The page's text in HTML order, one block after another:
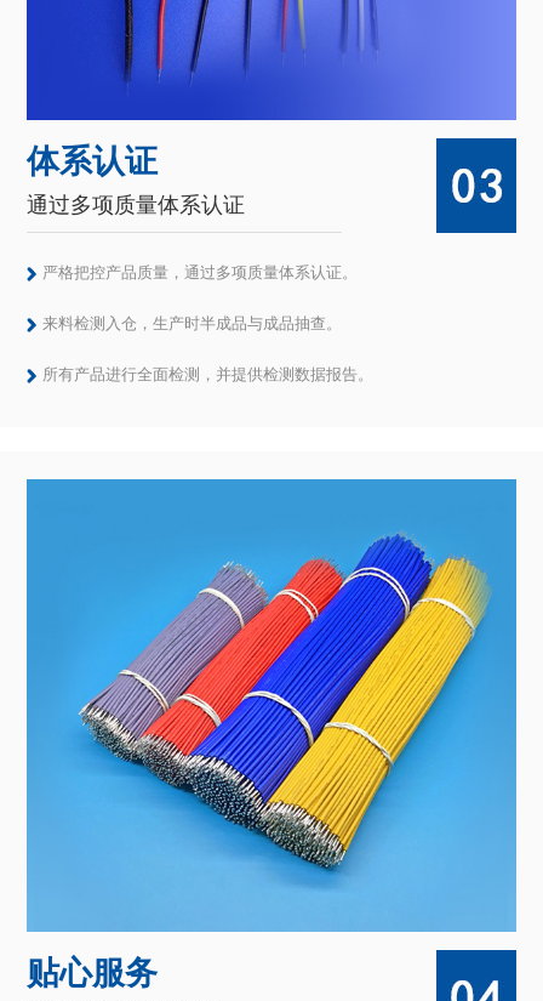
体系认证
通过多项质量体系认证
严格把控产品质量，通过多项质量体系认证。
来料检测入仓，生产时半成品与成品抽查。
所有产品进行全面检测，并提供检测数据报告。
贴心服务